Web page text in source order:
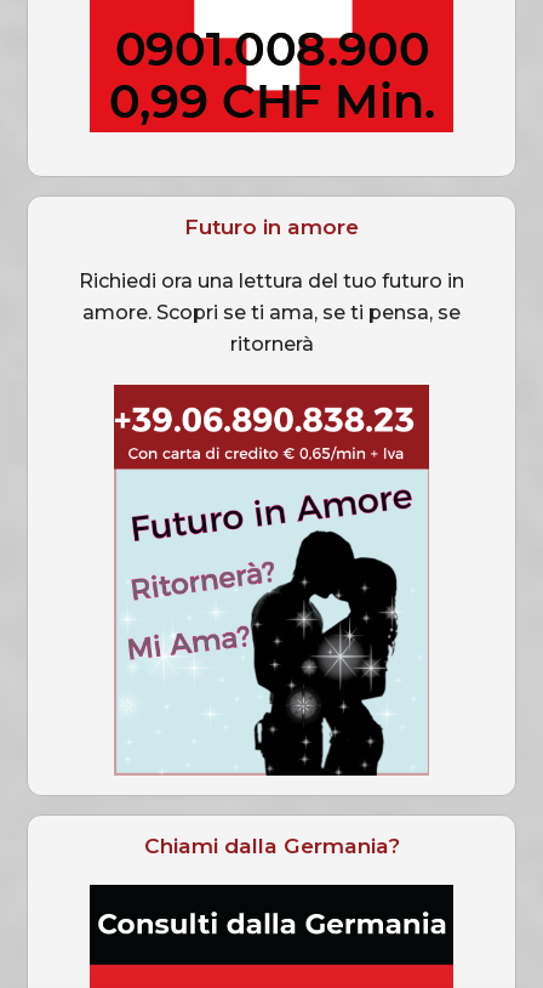
Futuro in amore
Richiedi ora una lettura del tuo futuro in
amore. Scopri se ti ama, se ti pensa, se
ritornerà
Chiami dalla Germania?